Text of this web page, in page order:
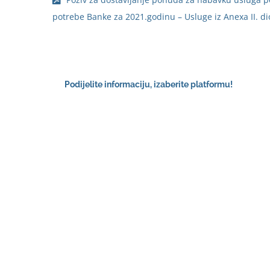
potrebe Banke za 2021.godinu – Usluge iz Anexa II.
Podijelite informaciju, izaberite platformu!